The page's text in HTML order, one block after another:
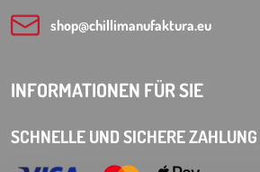
shop​@chillimanufaktura​.eu
INFORMATIONEN FÜR SIE
SCHNELLE UND SICHERE ZAHLUNG